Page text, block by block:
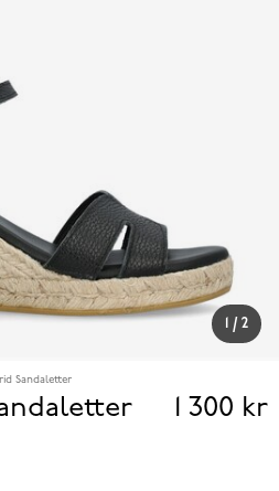
/ 2
Sandaletter
Pris
1 300 kr